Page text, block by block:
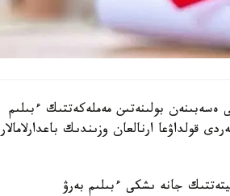
ەسەبىنەن بولىنەتىن مەملەكەتتىك ءبىلىم
قولداۋعا ارنالعان وزىندىك باعدارلامالار
جانە ىشكى ءبىلىم بەرۋ